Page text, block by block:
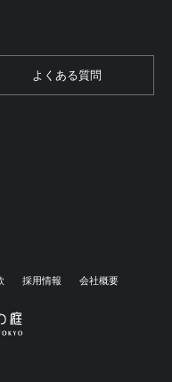
よくある質問
採用情報 会社概要